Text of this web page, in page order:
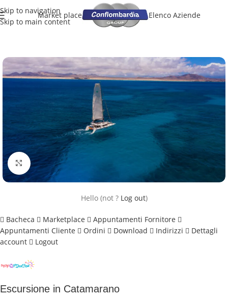
Skip to navigation
Skip to main content
Market place Elenco Aziende
Clicca per ingrandire
Hello (not ? Log out)
Bacheca Marketplace
Appuntamenti Fornitore
Appuntamenti Cliente
Ordini Download Indirizzi
Dettagli
account
Logout
Escursione in Catamarano